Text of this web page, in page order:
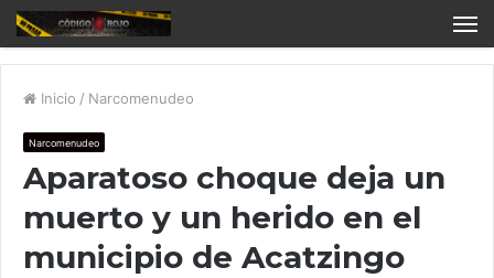
Inicio / Narcomenudeo
Narcomenudeo
Aparatoso choque deja un
muerto y un herido en el
municipio de Acatzingo